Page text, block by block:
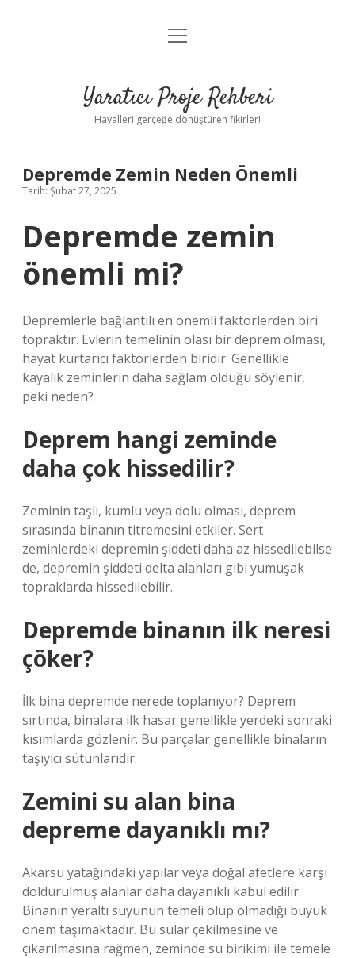
Anasayfa
Yasal Uyarı
menüyü
Yaratıcı Proje Rehberi
Hayalleri gerçeğe dönüştüren fikirler!
Depremde Zemin Neden Önemli
Tarih: Şubat 27, 2025
Depremde zemin
önemli mi?
Depremlerle bağlantılı en önemli faktörlerden biri
topraktır. Evlerin temelinin olası bir deprem olması,
hayat kurtarıcı faktörlerden biridir. Genellikle
kayalık zeminlerin daha sağlam olduğu söylenir,
peki neden?
Deprem hangi zeminde
daha çok hissedilir?
Zeminin taşlı, kumlu veya dolu olması, deprem
sırasında binanın titremesini etkiler. Sert
zeminlerdeki depremin şiddeti daha az hissedilebilse
de, depremin şiddeti delta alanları gibi yumuşak
topraklarda hissedilebilir.
Depremde binanın ilk neresi
çöker?
İlk bina depremde nerede toplanıyor? Deprem
sırtında, binalara ilk hasar genellikle yerdeki sonraki
kısımlarda gözlenir. Bu parçalar genellikle binaların
taşıyıcı sütunlarıdır.
Zemini su alan bina
depreme dayanıklı mı?
Akarsu yatağındaki yapılar veya doğal afetlere karşı
doldurulmuş alanlar daha dayanıklı kabul edilir.
Binanın yeraltı suyunun temeli olup olmadığı büyük
önem taşımaktadır. Bu sular çekilmesine ve
çıkarılmasına rağmen, zeminde su birikimi ile temele